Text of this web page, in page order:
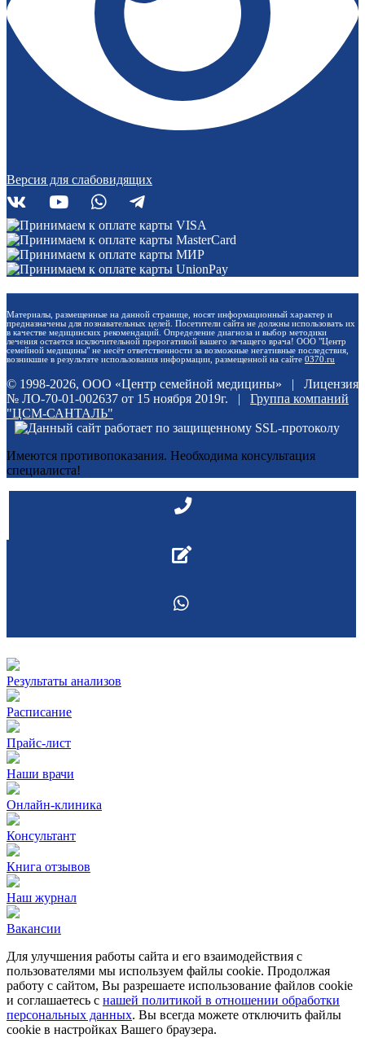
Версия для слабовидящих
Материалы, размещенные на данной странице, носят информационный характер и
предназначены для познавательных целей. Посетители сайта не должны использовать их
в качестве медицинских рекомендаций. Определение диагноза и выбор методики
лечения остается исключительной прерогативой вашего лечащего врача! ООО "Центр
семейной медицины" не несёт ответственности за возможные негативные последствия,
возникшие в результате использования информации, размещенной на сайте 0370.ru
© 1998-2026, ООО «Центр семейной медицины» | Лицензия
№ ЛО-70-01-002637 от 15 ноября 2019г. | Группа компаний
"ЦСМ-САНТАЛЬ"
Имеются противопоказания. Необходима консультация
специалиста!
Результаты анализов
Расписание
Прайс-лист
Наши врачи
Онлайн-клиника
Консультант
Книга отзывов
Наш журнал
Вакансии
Для улучшения работы сайта и его взаимодействия с
пользователями мы используем файлы cookie. Продолжая
работу с сайтом, Вы разрешаете использование файлов cookie
и соглашаетесь с нашей политикой в отношении обработки
персональных данных. Вы всегда можете отключить файлы
cookie в настройках Вашего браузера.